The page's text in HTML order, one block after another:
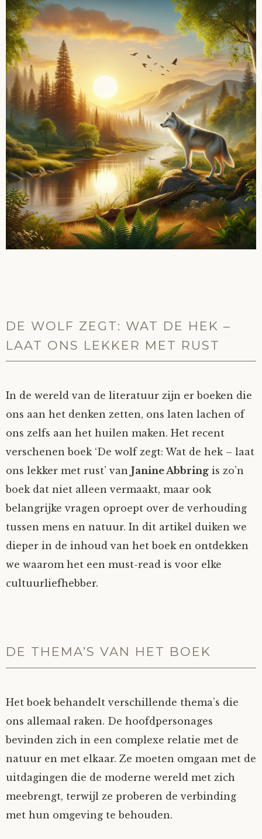
DE WOLF ZEGT: WAT DE HEK –
LAAT ONS LEKKER MET RUST
In de wereld van de literatuur zijn er boeken die
ons aan het denken zetten, ons laten lachen of
ons zelfs aan het huilen maken. Het recent
verschenen boek ‘De wolf zegt: Wat de hek – laat
ons lekker met rust’ van Janine Abbring is zo’n
boek dat niet alleen vermaakt, maar ook
belangrijke vragen oproept over de verhouding
tussen mens en natuur. In dit artikel duiken we
dieper in de inhoud van het boek en ontdekken
we waarom het een must-read is voor elke
cultuurliefhebber.
DE THEMA’S VAN HET BOEK
Het boek behandelt verschillende thema’s die
ons allemaal raken. De hoofdpersonages
bevinden zich in een complexe relatie met de
natuur en met elkaar. Ze moeten omgaan met de
uitdagingen die de moderne wereld met zich
meebrengt, terwijl ze proberen de verbinding
met hun omgeving te behouden.